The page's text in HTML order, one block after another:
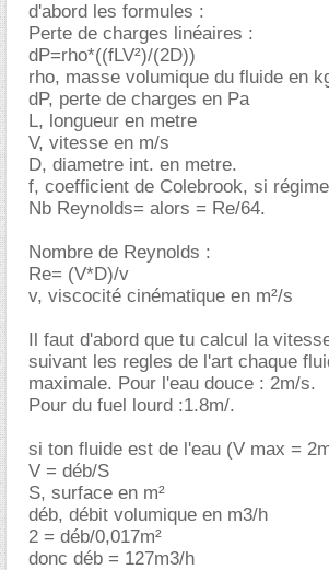
d'abord les formules :
Perte de charges linéaires :
dP=rho*((fLV²)/(2D))
rho, masse volumique du fluide en
dP, perte de charges en Pa
L, longueur en metre
V, vitesse en m/s
D, diametre int. en metre.
f, coefficient de Colebrook, si
Nb Reynolds= alors = Re/64.
Nombre de Reynolds :
Re= (V*D)/v
v, viscocité cinématique en m²/s
Il faut d'abord que tu calcul la
suivant les regles de l'art chaque
maximale. Pour l'eau douce : 2m/s.
Pour du fuel lourd :1.8m/.
si ton fluide est de l'eau (V max =
V = déb/S
S, surface en m²
déb, débit volumique en m3/h
2 = déb/0,017m²
donc déb = 127m3/h